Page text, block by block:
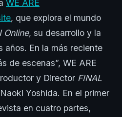
WE ARE
, que explora el mundo
Online, su desarrollo y la
años. En la más reciente
de escenas”, WE ARE
y Director FINAL
Yoshida. En el primer
en cuatro partes,